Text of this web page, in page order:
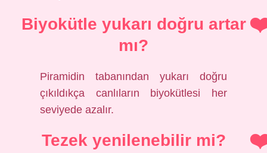
Biyokütle yukarı doğru artar
mı?
Piramidin tabanından yukarı doğru
çıkıldıkça canlıların biyokütlesi her
seviyede azalır.
Tezek yenilenebilir mi?